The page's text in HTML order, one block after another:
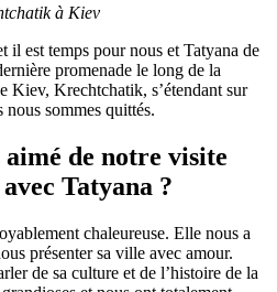
à Kiev
il est temps pour nous et Tatyana de
promenade le long de la
Kiev, Krechtchatik, s’étendant sur
sommes quittés.
aimé de notre visite
Tatyana ?
chaleureuse. Elle nous a
présenter sa ville avec amour.
de sa culture et de l’histoire de la